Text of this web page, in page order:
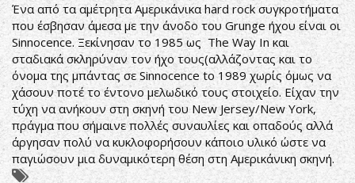
Ένα από τα αμέτρητα Αμερικάνικα hard rock συγκροτήματα
που έσβησαν άμεσα με την άνοδο του Grunge ήχου είναι οι
Sinnocence. Ξεκίνησαν το 1985 ως The Way In και
σταδιακά σκληρύναν τον ήχο τους(αλλάζοντας και το
όνομα της μπάντας σε Sinnocence to 1989 χωρίς όμως να
χάσουν ποτέ το έντονο μελωδικό τους στοιχείο. Είχαν την
τύχη να ανήκουν στη σκηνή του New Jersey/New York,
πράγμα που σήμαινε πολλές συναυλίες και οπαδούς αλλά
άργησαν πολύ να κυκλοφορήσουν κάποιο υλικό ώστε να
παγιώσουν μια δυναμικότερη θέση στη Αμερικάνικη σκηνή.